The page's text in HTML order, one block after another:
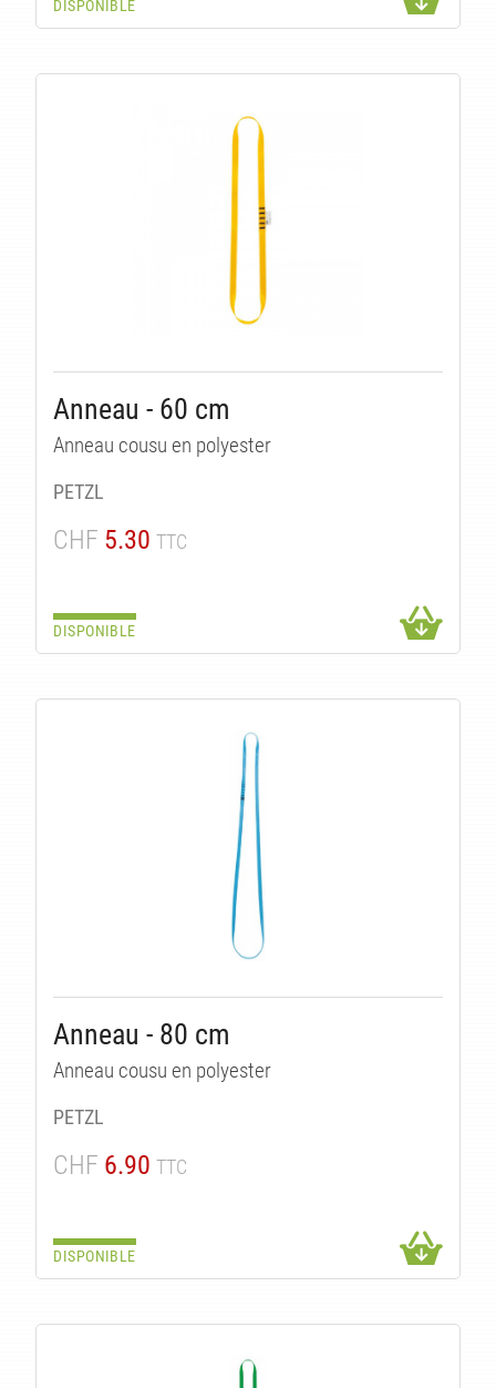
DISPONIBLE
Anneau - 60 cm
Anneau cousu en polyester
PETZL
CHF 5.30 TTC
DISPONIBLE
Anneau - 80 cm
Anneau cousu en polyester
PETZL
CHF 6.90 TTC
DISPONIBLE